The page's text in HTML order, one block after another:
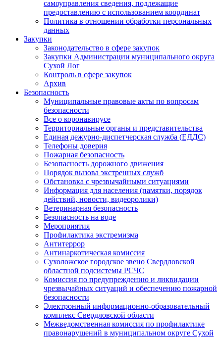
самоуправления сведения, подлежащие
предоставлению с использованием координат
Политика в отношении обработки персональных
данных
Закупки
Законодательство в сфере закупок
Закупки Администрации муниципального округа
Сухой Лог
Контроль в сфере закупок
Архив
Безопасность
Муниципальные правовые акты по вопросам
безопасности
Все о коронавирусе
Территориальные органы и представительства
Единая дежурно-диспетчерская служба (ЕДДС)
Телефоны доверия
Пожарная безопасность
Безопасность дорожного движения
Порядок вызова экстренных служб
Обстановка с чрезвычайными ситуациями
Информация для населения (памятки, порядок
действий, новости, видеоролики)
Ветеринарная безопасность
Безопасность на воде
Мероприятия
Профилактика экстремизма
Антитеррор
Антинаркотическая комиссия
Сухоложское городское звено Свердловской
областной подсистемы РСЧС
Комиссия по предупреждению и ликвидации
чрезвычайных ситуаций и обеспечению пожарной
безопасности
Электронный информационно-образовательный
комплекс Cвердловской области
Межведомственная комиссия по профилактике
правонарушений в муниципальном округе Сухой